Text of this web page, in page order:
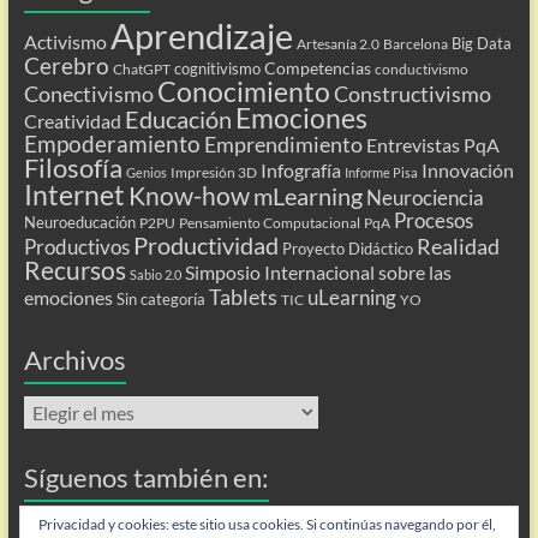
Activismo Aprendizaje Artesanía 2.0 Barcelona Big Data
Cerebro ChatGPT cognitivismo Competencias conductivismo
ConectivismoConocimientoConstructivismo
Creatividad Educación Emociones
Empoderamiento Emprendimiento Entrevistas PqA
Filosofía Genios Impresión 3D Infografía Informe Pisa Innovación
Internet Know-howmLearning Neurociencia
Neuroeducación P2PU Pensamiento Computacional PqA Procesos
Productivos Productividad Proyecto Didáctico Realidad
Recursos Sabio 2.0 Simposio Internacional sobre las
emociones Sin categoría Tablets TIC uLearning YO
Archivos
Archivos
Síguenos también en:
Flip
Privacidad y cookies: este sitio usa cookies. Si continúas navegando por él,